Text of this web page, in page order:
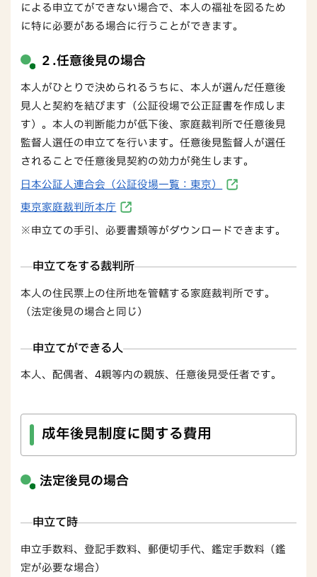
による申立てができない場合で、本人の福祉を図るため
に特に必要がある場合に行うことができます。
２.任意後見の場合
本人がひとりで決められるうちに、本人が選んだ任意後
見人と契約を結びます（公証役場で公正証書を作成しま
す）。本人の判断能力が低下後、家庭裁判所で任意後見
監督人選任の申立てを行います。任意後見監督人が選任
されることで任意後見契約の効力が発生します。
日本公証人連合会（公証役場一覧：東京）
東京家庭裁判所本庁
※申立ての手引、必要書類等がダウンロードできます。
申立てをする裁判所
本人の住民票上の住所地を管轄する家庭裁判所です。
（法定後見の場合と同じ）
申立てができる人
本人、配偶者、4親等内の親族、任意後見受任者です。
成年後見制度に関する費用
法定後見の場合
申立て時
申立手数料、登記手数料、郵便切手代、鑑定手数料（鑑
定が必要な場合）